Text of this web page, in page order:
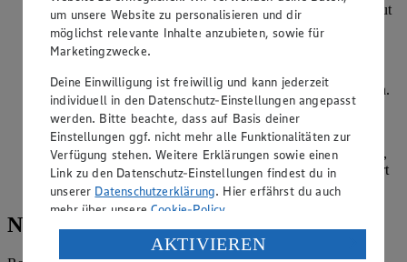
pürieren. Energy Drink unter das Fruchtpüree rühren. Erneut
kurz pürieren, bis alle Zutaten homogen vermischt sind.
Die Mischung entweder für 30 Minuten in der Eismaschine
füllen und für mindestens 3 Stunden im Tiefkühler gefrieren.
Dabei alle 45 Minuten umrühren, um große Eiskristalle zu
vermeiden.
Mit einem Eisportionierer das Sorbet zu Kugeln entnehmen,
in Schälchen anrichten und mit je einem Stiel Minze garniert
servieren.
Nährwerte
um unsere Website zu personalisieren und dir
möglichst relevante Inhalte anzubieten, sowie für
Marketingzwecke.
Deine Einwilligung ist freiwillig und kann jederzeit
individuell in den Datenschutz-Einstellungen angepasst
werden. Bitte beachte, dass auf Basis deiner
Einstellungen ggf. nicht mehr alle Funktionalitäten zur
Verfügung stehen. Weitere Erklärungen sowie einen
Link zu den Datenschutz-Einstellungen findest du in
unserer Datenschutzerklärung. Hier erfährst du auch
mehr über unsereCookie-Policy.
Verarbeitung deiner personenbezogenen Daten in den
USA durch Facebook und YouTube:
AKTIVIEREN